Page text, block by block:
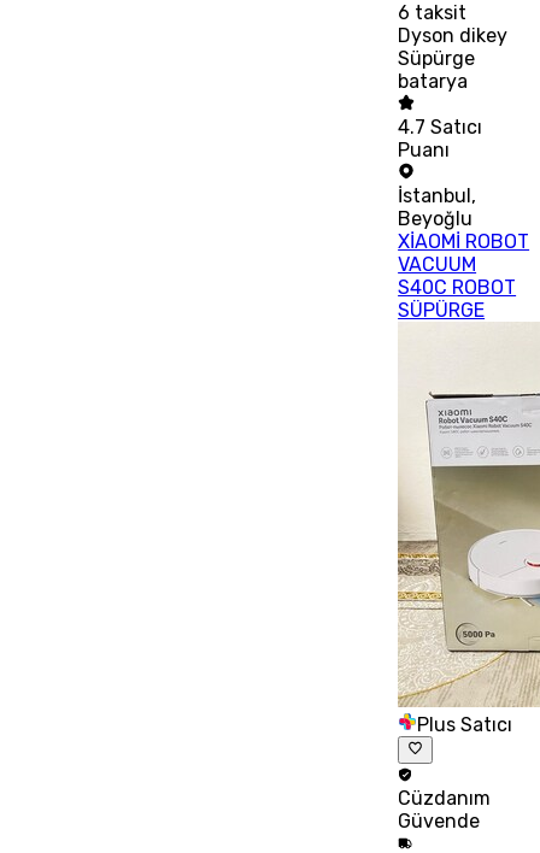
6 taksit
Dyson dikey
Süpürge
batarya
4.7 Satıcı
Puanı
İstanbul ,
Beyoğlu
XİAOMİ ROBOT
VACUUM
S40C ROBOT
SÜPÜRGE
Plus Satıcı
Cüzdanım
Güvende